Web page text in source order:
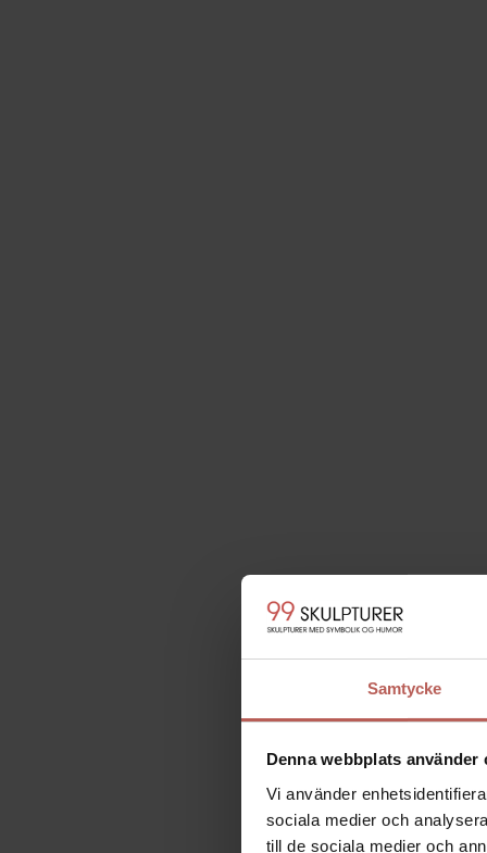
Samtycke
Denna webbplats använder
Vi använder
sociala medier och
till de sociala medier och
Beskrivning
GEJSER II - EN
Konstnär: Palle Mernild
Höjd ca 40 cm.
Bredd ca 13 cm.
Djup ca 12 cm.
Vikt ca 1,5 kg.